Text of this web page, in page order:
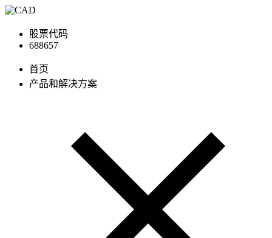
股票代码
688657
首页
产品和解决方案